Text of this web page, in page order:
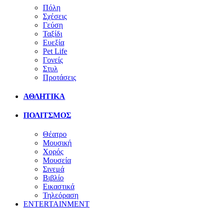
Πόλη
Σχέσεις
Γεύση
Ταξίδι
Ευεξία
Pet Life
Γονείς
Στυλ
Προτάσεις
ΑΘΛΗΤΙΚΑ
ΠΟΛΙΤΣΜΟΣ
Θέατρο
Μουσική
Χορός
Μουσεία
Σινεμά
Βιβλίο
Εικαστικά
Τηλεόραση
ENTERTAINMENT